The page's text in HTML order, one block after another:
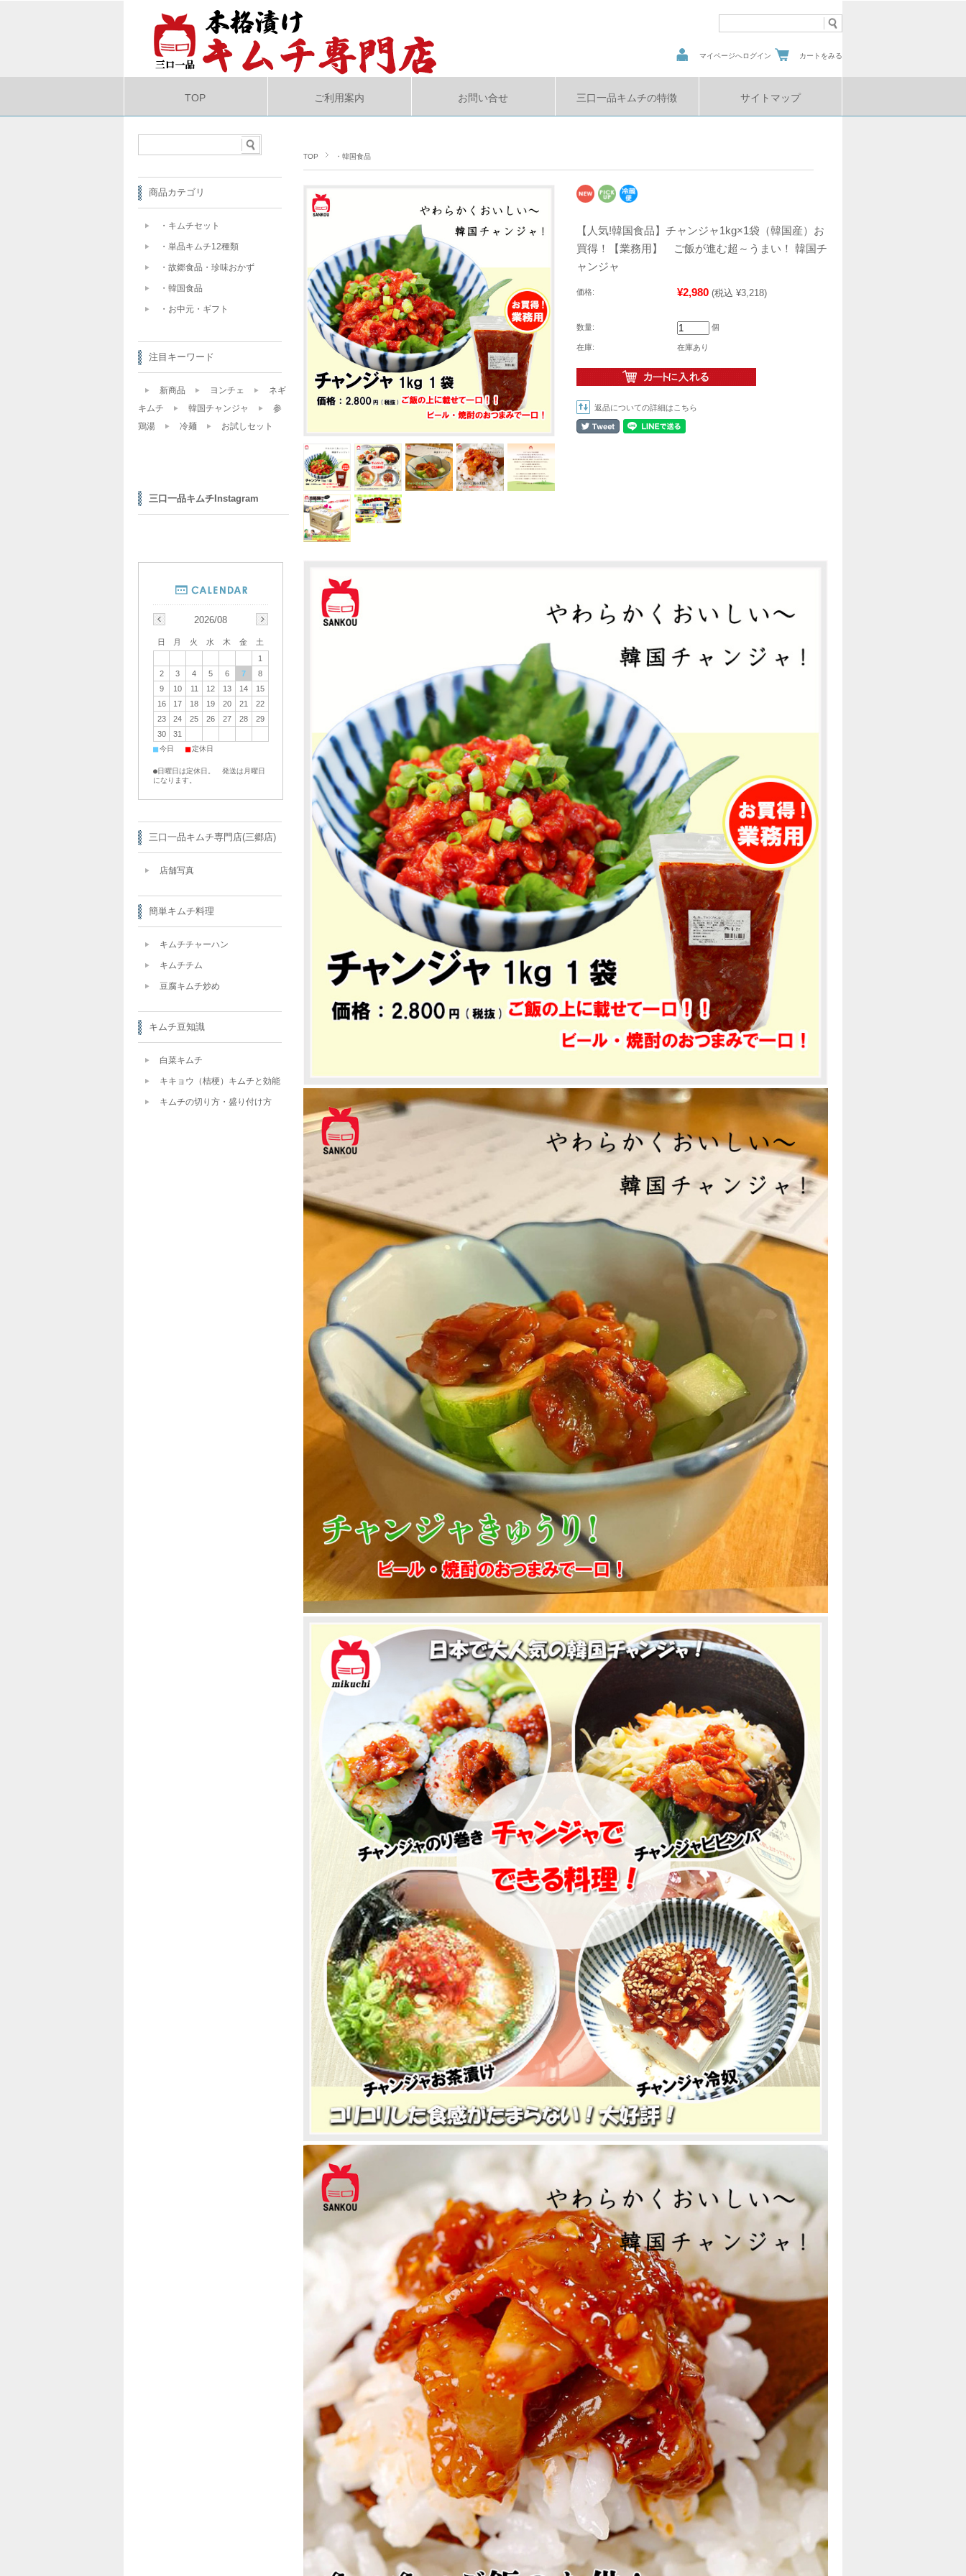
マイページへログイン カートをみる
TOP ご利用案内 お問い合せ 三口一品キムチの特徴 サイトマップ
TOP ・韓国食品
【人気!韓国食品】チャンジャ1kg×1袋（韓国産）お
買得！【業務用】 ご飯が進む超～うまい！ 韓国チ
ャンジャ
価格: ¥2,980 (税込 ¥3,218)
数量: 個
在庫: 在庫あり
返品についての詳細はこちら
商品カテゴリ
・キムチセット
・単品キムチ12種類
・故郷食品・珍味おかず
・韓国食品
・お中元・ギフト
注目キーワード
新商品 ヨンチェ
ネギ
キムチ
韓国チャンジャ
参
鶏湯
冷麺 お試しセット
三口一品キムチInstagram
2026/08
日 月 火 水 木 金
土
1
2
3 4 5 6 7
8
9
10 11 12 13 14
15
16
17 18 19 20 21
22
23
24 25 26 27 28
29
30
31
■今日 ■定休日
●日曜日は定休日。 発送は月曜日
になります。
三口一品キムチ専門店(三郷店)
店舗写真
簡単キムチ料理
キムチチャーハン
キムチチム
豆腐キムチ炒め
キムチ豆知識
白菜キムチ
キキョウ（桔梗）キムチと効能
キムチの切り方・盛り付け方